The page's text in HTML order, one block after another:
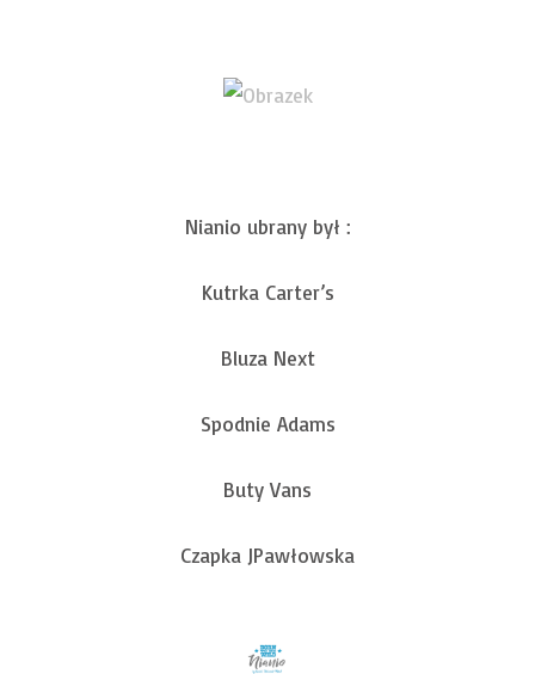
Nianio ubrany był :
Kutrka Carter’s
Bluza Next
Spodnie Adams
Buty Vans
Czapka JPawłowska